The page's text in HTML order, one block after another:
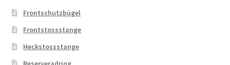
Frontschutzbügel
Frontstossstange
Heckstossstange